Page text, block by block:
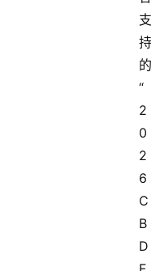
支
持
的
“
2
0
2
6
C
B
D